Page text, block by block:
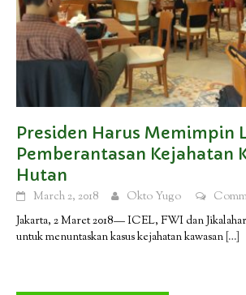
Presiden Harus Memimpin
Pemberantasan Kejahatan
Hutan
March 2, 2018 Okto Yugo
Jakarta, 2 Maret 2018— ICEL, FWI dan
untuk menuntaskan kasus kejahatan kawasan […]